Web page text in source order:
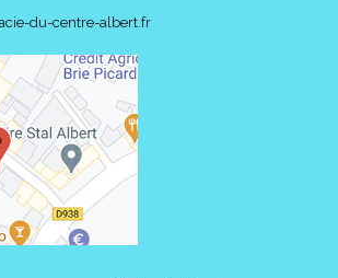
du-centre-albert.fr